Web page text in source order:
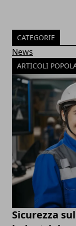
CATEGORIE
News
ARTICOLI
Sicurezza